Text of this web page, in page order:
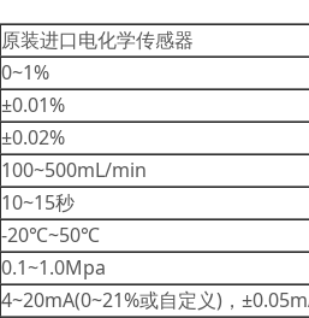
原装进口电化学传感器
0~1%
±0.01%
±0.02%
100~500mL/min
10~15秒
-20℃~50℃
0.1~1.0Mpa
4~20mA(0~21%或自定义)，